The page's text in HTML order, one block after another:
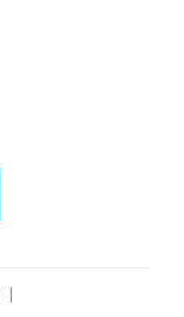
|